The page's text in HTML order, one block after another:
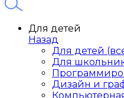
Для детей
Назад
Для детей
Для
Дизайн и